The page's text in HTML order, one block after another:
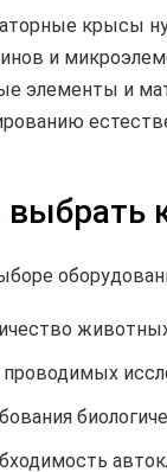
крысы
и
элементы и
выбрать
проводимых